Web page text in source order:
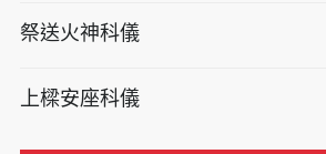
祭送火神科儀
上樑安座科儀